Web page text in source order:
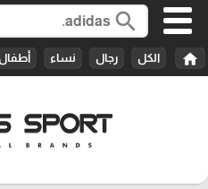
search
home الكل رجال نساء أطفال